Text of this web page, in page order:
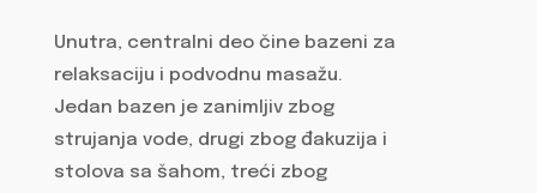
Unutra, centralni deo čine bazeni za
relaksaciju i podvodnu masažu.
Jedan bazen je zanimljiv zbog
strujanja vode, drugi zbog đakuzija i
stolova sa šahom, treći zbog